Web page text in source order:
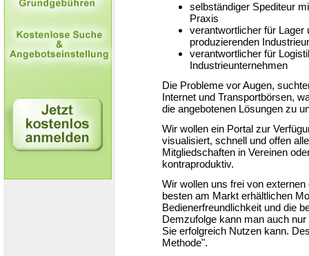
selbständiger Spediteur
Praxis
verantwortlicher für Lager
produzierenden
verantwortlicher für
Industrieunternehmen
Die Probleme vor Augen,
Internet und Transportbörsen,
die angebotenen Lösungen zu
Wir wollen ein Portal zur
visualisiert, schnell und offen
Mitgliedschaften in Vereinen
kontraproduktiv.
Wir wollen uns frei von
besten am Markt erhältlichen
Bedienerfreundlichkeit und die
Demzufolge kann man auch
Sie erfolgreich Nutzen kann.
Methode".